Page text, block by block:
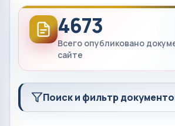
4673
Всего опубликовано
сайте
Поиск и фильтр